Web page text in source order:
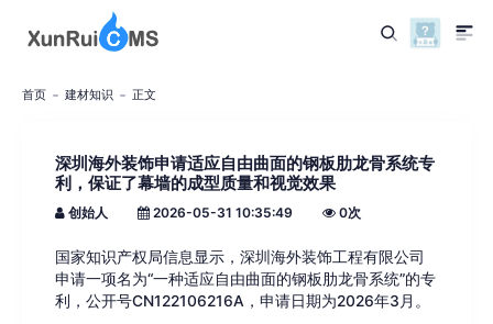
首页 建材知识 正文
深圳海外装饰申请适应自由曲面的钢板肋龙骨系统专
利，保证了幕墙的成型质量和视觉效果
创始人 2026-05-31 10:35:49 0次
国家知识产权局信息显示，深圳海外装饰工程有限公司
申请一项名为“一种适应自由曲面的钢板肋龙骨系统”的专
利，公开号CN122106216A，申请日期为2026年3月。